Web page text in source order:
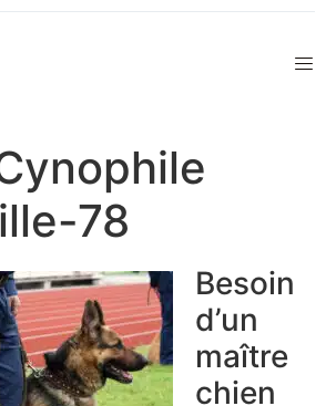
78
Besoin
d’un
maître
chien